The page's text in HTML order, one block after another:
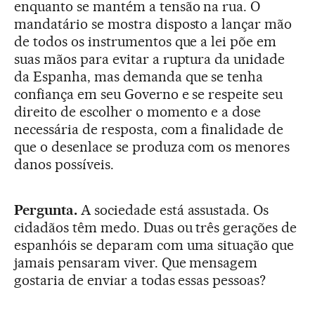
enquanto se mantém a tensão na rua. O
mandatário se mostra disposto a lançar mão
de todos os instrumentos que a lei põe em
suas mãos para evitar a ruptura da unidade
da Espanha, mas demanda que se tenha
confiança em seu Governo e se respeite seu
direito de escolher o momento e a dose
necessária de resposta, com a finalidade de
que o desenlace se produza com os menores
danos possíveis.
Pergunta.A sociedade está assustada. Os
cidadãos têm medo. Duas ou três gerações de
espanhóis se deparam com uma situação que
jamais pensaram viver. Que mensagem
gostaria de enviar a todas essas pessoas?